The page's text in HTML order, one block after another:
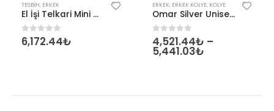
TESBIH, ERKEK
El İşi Telkari Mini Gümüş Tesbih
0 out of 5
6,172.44₺
ERKEK, ERKEK KOLYE, KOLYE
Omar Silver Unisex Top 2,5 MM Kolye Zincir Gümüş
0out of 5
4,521.44₺ –
5,441.03₺